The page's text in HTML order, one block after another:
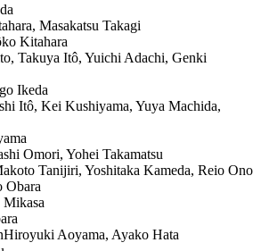
Masakatsu Takagi
Kitahara
Takuya Itô, Yuichi Adachi, Genki
Ikeda
Itô, Kei Kushiyama, Yuya Machida,
Omori, Yohei Takamatsu
Tanijiri, Yoshitaka Kameda, Reio Ono
Obara
Mikasa
Hiroyuki Aoyama, Ayako Hata